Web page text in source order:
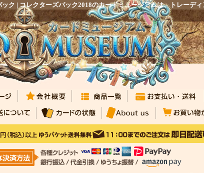
ク | コレクターズパック2018のカードミュージアムは、トレーディ